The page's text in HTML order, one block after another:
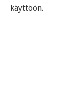
käyttöön.